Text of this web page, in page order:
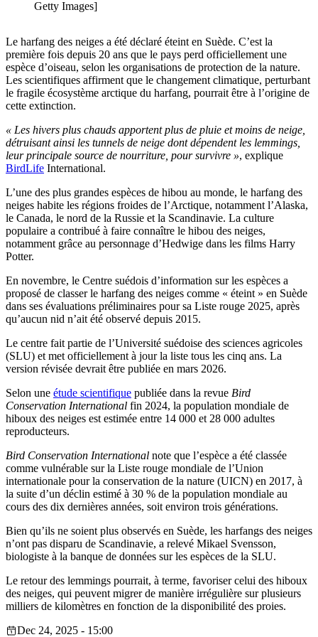
Getty Images]
Le harfang des neiges a été déclaré éteint en Suède. C’est la
première fois depuis 20 ans que le pays perd officiellement une
espèce d’oiseau, selon les organisations de protection de la nature.
Les scientifiques affirment que le changement climatique, perturbant
le fragile écosystème arctique du harfang, pourrait être à l’origine de
cette extinction.
« Les hivers plus chauds apportent plus de pluie et moins de neige,
détruisant ainsi les tunnels de neige dont dépendent les lemmings,
leur principale source de nourriture, pour survivre », explique
BirdLife International.
L’une des plus grandes espèces de hibou au monde, le harfang des
neiges habite les régions froides de l’Arctique, notamment l’Alaska,
le Canada, le nord de la Russie et la Scandinavie. La culture
populaire a contribué à faire connaître le hibou des neiges,
notamment grâce au personnage d’Hedwige dans les films Harry
Potter.
En novembre, le Centre suédois d’information sur les espèces a
proposé de classer le harfang des neiges comme « éteint » en Suède
dans ses évaluations préliminaires pour sa Liste rouge 2025, après
qu’aucun nid n’ait été observé depuis 2015.
Le centre fait partie de l’Université suédoise des sciences agricoles
(SLU) et met officiellement à jour la liste tous les cinq ans. La
version révisée devrait être publiée en mars 2026.
Selon une étude scientifique publiée dans la revue Bird
Conservation International fin 2024, la population mondiale de
hiboux des neiges est estimée entre 14 000 et 28 000 adultes
reproducteurs.
Bird Conservation International note que l’espèce a été classée
comme vulnérable sur la Liste rouge mondiale de l’Union
internationale pour la conservation de la nature (UICN) en 2017, à
la suite d’un déclin estimé à 30 % de la population mondiale au
cours des dix dernières années, soit environ trois générations.
Bien qu’ils ne soient plus observés en Suède, les harfangs des neiges
n’ont pas disparu de Scandinavie, a relevé Mikael Svensson,
biologiste à la banque de données sur les espèces de la SLU.
Le retour des lemmings pourrait, à terme, favoriser celui des hiboux
des neiges, qui peuvent migrer de manière irrégulière sur plusieurs
milliers de kilomètres en fonction de la disponibilité des proies.
Dec 24, 2025 - 15:00